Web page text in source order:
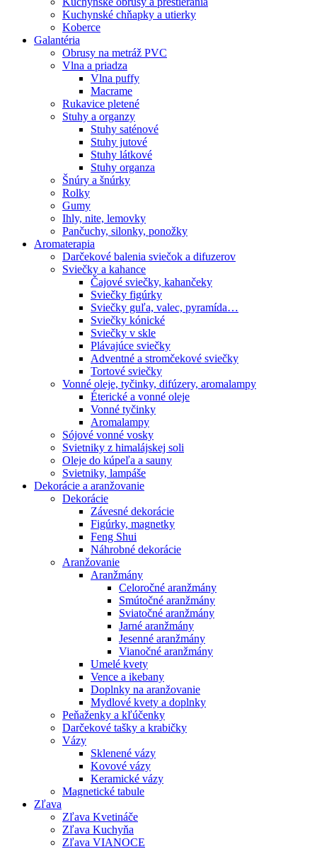
Kuchynské chňapky a utierky
Koberce
Galantéria
Obrusy na metráž PVC
Vlna a priadza
Vlna puffy
Macrame
Rukavice pletené
Stuhy a organzy
Stuhy saténové
Stuhy jutové
Stuhy látkové
Stuhy organza
Šnúry a šnúrky
Rolky
Gumy
Ihly, nite, lemovky
Pančuchy, silonky, ponožky
Aromaterapia
Darčekové balenia sviečok a difuzerov
Sviečky a kahance
Čajové sviečky, kahančeky
Sviečky figúrky
Sviečky guľa, valec, pyramída…
Sviečky kónické
Sviečky v skle
Plávajúce sviečky
Adventné a stromčekové sviečky
Tortové sviečky
Vonné oleje, tyčinky, difúzery, aromalampy
Éterické a vonné oleje
Vonné tyčinky
Aromalampy
Sójové vonné vosky
Svietniky z himalájskej soli
Oleje do kúpeľa a sauny
Svietniky, lampáše
Dekorácie a aranžovanie
Dekorácie
Závesné dekorácie
Figúrky, magnetky
Feng Shui
Náhrobné dekorácie
Aranžovanie
Aranžmány
Celoročné aranžmány
Smútočné aranžmány
Sviatočné aranžmány
Jarné aranžmány
Jesenné aranžmány
Vianočné aranžmány
Umelé kvety
Vence a ikebany
Doplnky na aranžovanie
Mydlové kvety a doplnky
Peňaženky a kľúčenky
Darčekové tašky a krabičky
Vázy
Sklenené vázy
Kovové vázy
Keramické vázy
Magnetické tabule
Zľava
Zľava Kvetináče
Zľava Kuchyňa
Zľava VIANOCE